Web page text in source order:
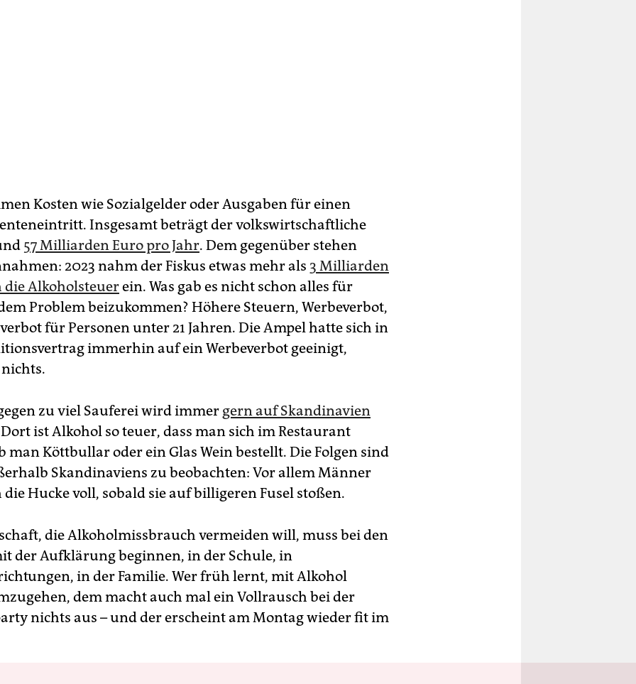
Kosten wie Sozialgelder oder Ausgaben für einen
Insgesamt beträgt der volkswirtschaftliche
57 Milliarden Euro pro Jahr. Dem gegenüber stehen
2023 nahm der Fiskus etwas mehr als 3 Milliarden
die Alkoholsteuerein. Was gab es nicht schon alles für
Problem beizukommen? Höhere Steuern, Werbeverbot,
für Personen unter 21 Jahren. Die Ampel hatte sich in
immerhin auf ein Werbeverbot geeinigt,
zu viel Sauferei wird immer gern auf Skandinavien
Dort ist Alkohol so teuer, dass man sich im Restaurant
man Köttbullar oder ein Glas Wein bestellt. Die Folgen sind
Skandinaviens zu beobachten: Vor allem Männer
die Hucke voll, sobald sie auf billigeren Fusel stoßen.
die Alkoholmissbrauch vermeiden will, muss bei den
der Aufklärung beginnen, in der Schule, in
in der Familie. Wer früh lernt, mit Alkohol
dem macht auch mal ein Vollrausch bei der
nichts aus – und der erscheint am Montag wieder fit im